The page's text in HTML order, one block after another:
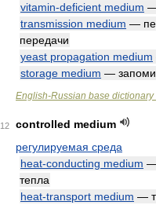
vitamin-deficient medium
transmission medium —
передачи
yeast propagation medium
storage medium —
English-Russian base dictionary
12
controlled medium
регулируемая среда
heat-conducting medium —
тепла
heat-transport medium —